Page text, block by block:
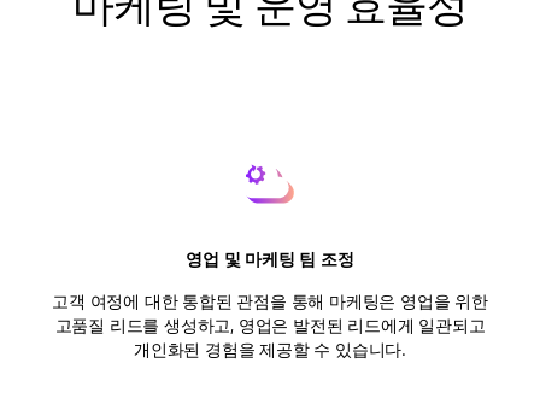
영업 및 마케팅 팀 조정
고객 여정에 대한 통합된 관점을 통해 마케팅은 영업을 위한
고품질 리드를 생성하고, 영업은 발전된 리드에게 일관되고
개인화된 경험을 제공할 수 있습니다.